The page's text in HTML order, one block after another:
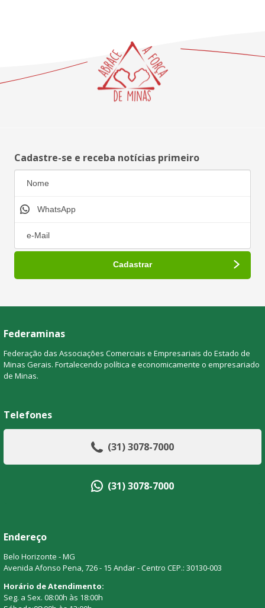
Cadastre-se e receba notícias primeiro
Federaminas
Federação das Associações Comerciais e Empresariais do Estado de
Minas Gerais. Fortalecendo política e economicamente o empresariado
de Minas.
Telefones
(31) 3078-7000
(31) 3078-7000
Endereço
Belo Horizonte - MG
Avenida Afonso Pena, 726 - 15 Andar - Centro CEP.: 30130-003
Horário de Atendimento:
Seg. a Sex. 08:00h às 18:00h